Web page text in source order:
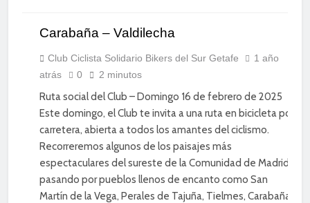
DEPORTE
DIVERSIÓN
SOCIAL
Carabaña – Valdilecha
Club Ciclista Solidario Bikers del Sur Getafe
1 año
atrás
0 2 minutos
Ruta social del Club – Domingo 16 de febrero de 2025
Este domingo, el Club te invita a una ruta en bicicleta por
carretera, abierta a todos los amantes del ciclismo.
Recorreremos algunos de los paisajes más
espectaculares del sureste de la Comunidad de Madrid,
pasando por pueblos llenos de encanto como San
Martín de la Vega, Perales de Tajuña, Tielmes, Carabaña